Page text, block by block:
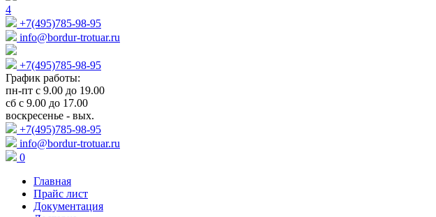
4
+7(495)785-98-95
info@bordur-trotuar.ru
+7(495)785-98-95
График работы:
пн-пт с 9.00 до 19.00
сб с 9.00 до 17.00
воскресенье - вых.
+7(495)785-98-95
info@bordur-trotuar.ru
0
Главная
Прайс лист
Документация